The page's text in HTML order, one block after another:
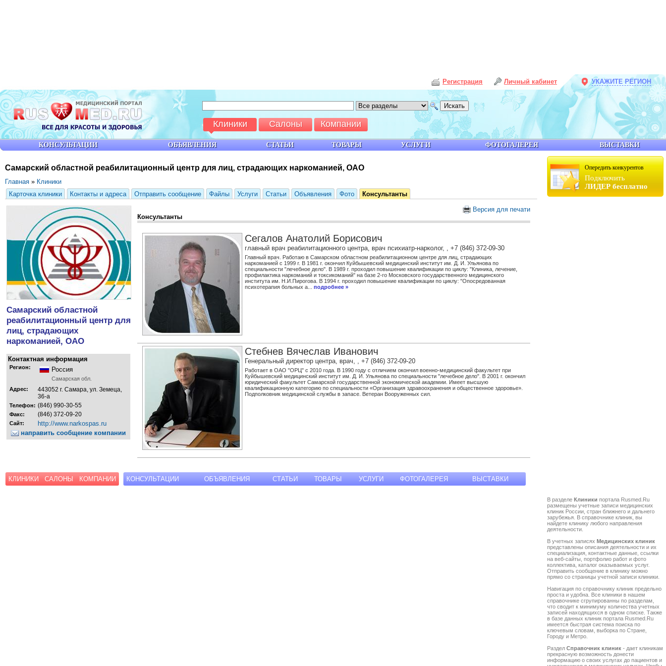
Опередить конкурентов
Подключить
ЛИДЕР бесплатно
В разделе Клиники портала Rusmed.Ru
размещены учетные записи медицинских
клиник России, стран ближнего и дальнего
зарубежья. В справочнике клиник, вы
найдете клинику любого направления
деятельности.
В учетных записях Медицинских клиник
представлены описания деятельности и их
специализация, контактные данные, ссылки
на веб-сайты, портфолио работ и фото
коллектива, каталог оказываемых услуг.
Отправить сообщение в клинику можно
прямо со страницы учетной записи клиники.
Навигация по справочнику клиник предельно
проста и удобна. Все клиники в нашем
справочнике сгрупированны по разделам,
что сводит к минимуму количества учетных
записей находящихся в одном списке. Также
в базе данных клиник портала Rusmed.Ru
имеется быстрая система поиска по
ключевым словам, выборка по Стране,
Городу и Метро.
Раздел Справочник клиник - дает клиникам
прекрасную возможность донести
информацию о своих услугах до пациентов и
Самарский областной реабилитационный центр для лиц, страдающих наркоманией, ОАО
Главная » Клиники
Карточка клиники
Контакты и адреса Отправить сообщение Файлы Услуги Статьи Объявления Фото Консультанты
Самарский областной
реабилитационный центр для
лиц, страдающих
наркоманией, ОАО
Контактная информация
Регион: Россия
Самарская обл.
Адрес:
443052 г. Самара, ул. Земеца,
36-а
Телефон: (846) 990-30-55
Факс: (846) 372-09-20
Сайт:
http://www.narkospas.ru
направить сообщение компании
Версия для печати
Консультанты
Сегалов Анатолий Борисович
главный врач реабилитационного центра, врач психиатр-нарколог, , +7 (846) 372-09-30
Главный врач. Работаю в Самарском областном реабилитационном центре для лиц, страдающих
наркоманией с 1999 г. В 1981 г. окончил Куйбышевский медицинский институт им. Д. И. Ульянова по
специальности "лечебное дело". В 1989 г. проходил повышение квалификации по циклу: "Клиника, лечение,
профилактика наркоманий и токсикоманий" на базе 2-го Московского государственного медицинского
института им. Н.И.Пирогова. В 1994 г. проходил повышение квалификации по циклу: "Опосредованная
психотерапия больных а... подробнее »
Стебнев Вячеслав Иванович
Генеральный директор центра, врач, , +7 (846) 372-09-20
Работает в ОАО "ОРЦ" с 2010 года. В 1990 году с отличием окончил военно-медицинский факультет при
Куйбышевский медицинский институт им. Д. И. Ульянова по специальности "лечебное дело". В 2001 г. окончил
юридический факультет Самарской государственной экономической академии. Имеет высшую
квалификационную категорию по специальности «Организация здравоохранения и общественное здоровье».
Подполковник медицинской службы в запасе. Ветеран Вооруженных сил.
КЛИНИКИ САЛОНЫ КОМПАНИИ КОНСУЛЬТАЦИИ ОБЪЯВЛЕНИЯ СТАТЬИ ТОВАРЫ УСЛУГИ ФОТОГАЛЕРЕЯ ВЫСТАВКИ
КОНСУЛЬТАЦИИ ОБЪЯВЛЕНИЯ СТАТЬИ ТОВАРЫ УСЛУГИ ФОТОГАЛЕРЕЯ ВЫСТАВКИ
Клиники Салоны Компании
Личный кабинет
Регистрация УКАЖИТЕ РЕГИОН